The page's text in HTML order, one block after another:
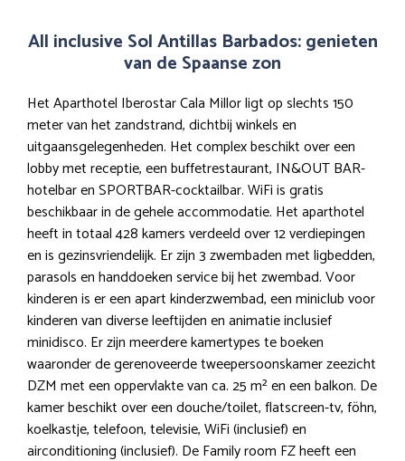
All inclusive Sol Antillas Barbados: genieten
van de Spaanse zon
Het Aparthotel Iberostar Cala Millor ligt op slechts 150
meter van het zandstrand, dichtbij winkels en
uitgaansgelegenheden. Het complex beschikt over een
lobby met receptie, een buffetrestaurant, IN&OUT BAR-
hotelbar en SPORTBAR-cocktailbar. WiFi is gratis
beschikbaar in de gehele accommodatie. Het aparthotel
heeft in totaal 428 kamers verdeeld over 12 verdiepingen
en is gezinsvriendelijk. Er zijn 3 zwembaden met ligbedden,
parasols en handdoeken service bij het zwembad. Voor
kinderen is er een apart kinderzwembad, een miniclub voor
kinderen van diverse leeftijden en animatie inclusief
minidisco. Er zijn meerdere kamertypes te boeken
waaronder de gerenoveerde tweepersoonskamer zeezicht
DZM met een oppervlakte van ca. 25 m² en een balkon. De
kamer beschikt over een douche/toilet, flatscreen-tv, föhn,
koelkastje, telefoon, televisie, WiFi (inclusief) en
airconditioning (inclusief). De Family room FZ heeft een